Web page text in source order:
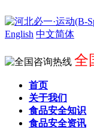
English 中文简体
全
首页
关于我们
食品安全知识
食品安全资讯